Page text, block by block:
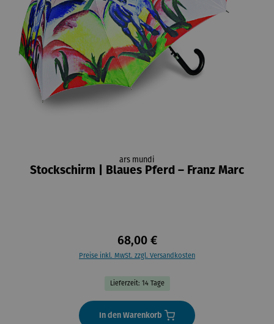
ars mundi
Stockschirm | Blaues Pferd – Franz Marc
68,00 €
Preise inkl. MwSt. zzgl. Versandkosten
Lieferzeit: 14 Tage
In den Warenkorb